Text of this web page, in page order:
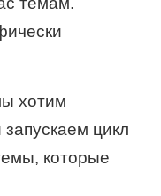
хотим
цикл
которые